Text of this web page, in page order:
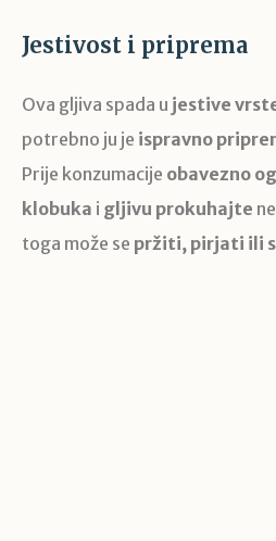
Jestivost i priprema
Ova gljiva spada u jestive
potrebno ju je ispravno
Prije konzumacije obavezno
klobuka i gljivu prokuhajte
toga može se pržiti, pirjati ili